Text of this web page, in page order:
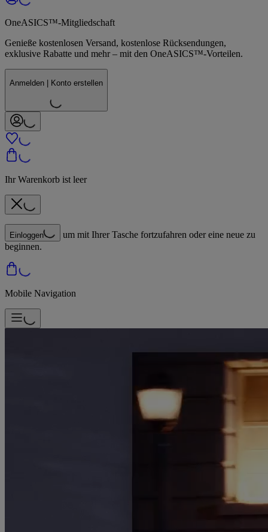
OneASICS™-Mitgliedschaft
Genieße kostenlosen Versand, kostenlose Rücksendungen,
exklusive Rabatte und mehr – mit den OneASICS™-Vorteilen.
Anmelden | Konto erstellen
Ihr Warenkorb ist leer
Einloggen
um mit Ihrer Tasche fortzufahren oder eine neue zu
beginnen.
Mobile Navigation